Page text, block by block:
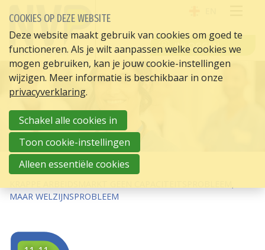
INLOGGEN
HOME
HR ACTUEEL
MAAR WELZIJNSPROBLEEM
COOKIES OP DEZE WEBSITE
Deze website maakt gebruik van cookies om goed te
functioneren. Als je wilt aanpassen welke cookies we
mogen gebruiken, kan je jouw cookie-instellingen
wijzigen. Meer informatie is beschikbaar in onze
privacyverklaring.
Schakel alle cookies in
Toon cookie-instellingen
Alleen essentiële cookies